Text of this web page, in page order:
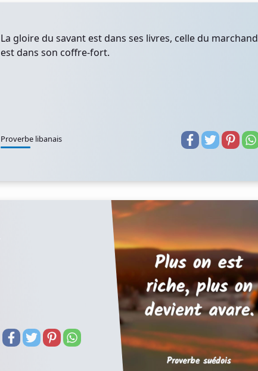
La gloire du savant est dans ses livres, celle du marchand
est dans son coffre-fort.
Proverbe libanais